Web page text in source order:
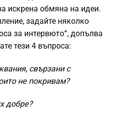
искрена обмяна на идеи.
задайте няколко
за интервюто“, допълва
тези 4 въпроса:
свързани с
не покривам?
добре?